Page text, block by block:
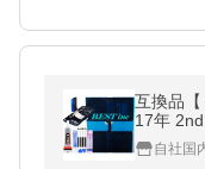
互換品
17年
2 12.9 /
電圧制
自社国